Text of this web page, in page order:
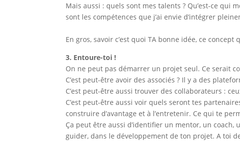
Mais aussi : quels sont mes talents ? Qu’est-ce qui
sont les compétences que j’ai envie d’intégrer
En gros, savoir c’est quoi TA bonne idée, ce
3. Entoure-toi !
On ne peut pas démarrer un projet seul. Ce serait
C’est peut-être avoir des associés ? Il y a des
C’est peut-être aussi trouver des collaborateurs :
C’est peut-être aussi voir quels seront tes
construire d’avantage et à l’entretenir. Ce qui te
Ça peut être aussi d’identifier un mentor, un
guider, dans le développement de ton projet. A toi